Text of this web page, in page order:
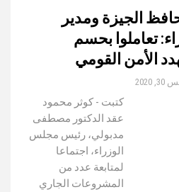
الجيزة ومدير
تعاملوا بحسم
الأمن القومي
كتبت - كوثر محمود
عقد الدكتور مصطفى
مدبولي، رئيس مجلس
الوزراء، اجتماعا
لمتابعة عدد من
المشروعات الجاري